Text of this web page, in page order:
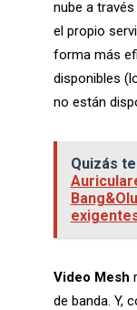
nube a través
el propio
forma más
disponibles
no están
Quizás
Video Mesh
de banda. Y,